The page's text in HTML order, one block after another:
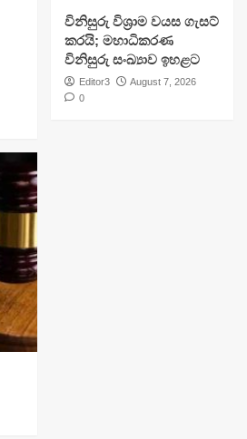
විනිසුරු විශ්‍රාම වයස ගැසට්
කරයි; මහාධිකරණ
විනිසුරු සංඛ්‍යාව ඉහළට
Editor3
August 7, 2026
0